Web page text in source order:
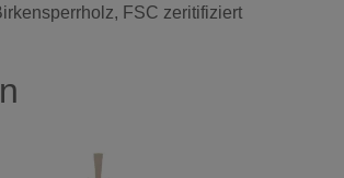
FSC zeritifiziert